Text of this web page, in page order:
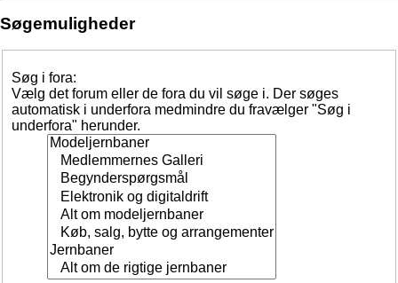
Søgemuligheder
Søg i fora:
Vælg det forum eller de fora du vil søge i. Der søges
automatisk i underfora medmindre du fravælger "Søg i
underfora" herunder.